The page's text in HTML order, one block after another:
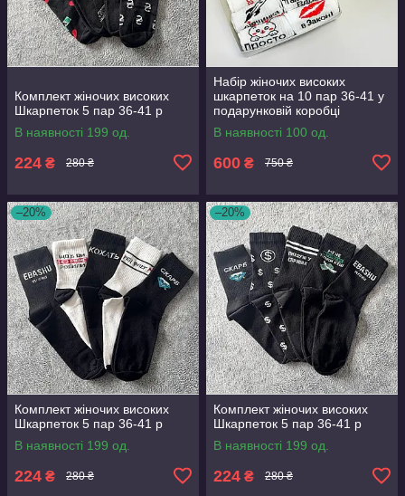
Комплект жіночих високих
Шкарпеток 5 пар 36-41 р
В наявності 199 од.
224 ₴ 280 ₴
Набір жіночих високих
шкарпеток на 10 пар 36-41 у
подарунковій коробці
В наявності 100 од.
600 ₴ 750 ₴
–20%
Комплект жіночих високих
Шкарпеток 5 пар 36-41 р
В наявності 199 од.
224 ₴ 280 ₴
–20%
Комплект жіночих високих
Шкарпеток 5 пар 36-41 р
В наявності 199 од.
224 ₴ 280 ₴